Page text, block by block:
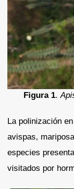
Figura 1.
La polinización en
avispas,
especies
visitados por